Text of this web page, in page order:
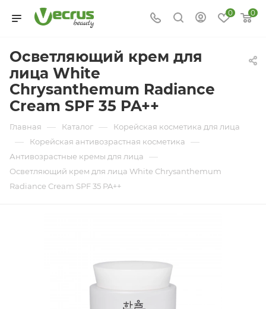
0 0
Осветляющий крем для
лица White
Chrysanthemum Radiance
Cream SPF 35 PA++
Главная — Каталог — Корейская косметика для лица
— Корейская антивозрастная косметика —
Антивозрастные кремы для лица —
Осветляющий крем для лица White Chrysanthemum
Radiance Cream SPF 35 PA++